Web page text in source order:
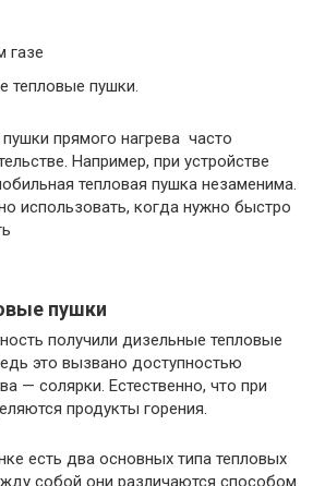
газе
тепловые пушки.
прямого нагрева часто
Например, при устройстве
тепловая пушка незаменима.
использовать, когда нужно быстро
пушки
получили дизельные тепловые
это вызвано доступностью
— солярки. Естественно, что при
продукты горения.
есть два основных типа тепловых
собой они различаются способом